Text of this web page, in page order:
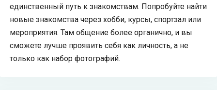
единственный путь к знакомствам. Попробуйте найти
новые знакомства через хобби, курсы, спортзал или
мероприятия. Там общение более органично, и вы
сможете лучше проявить себя как личность, а не
только как набор фотографий.